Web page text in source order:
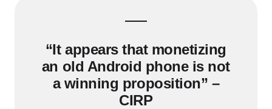
“It appears that monetizing
an old Android phone is not
a winning proposition” –
CIRP